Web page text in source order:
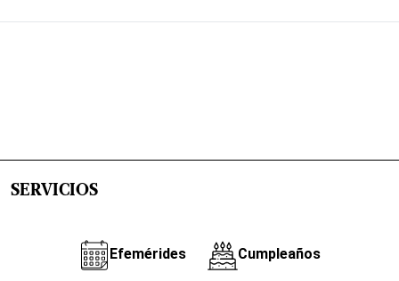
SERVICIOS
Efemérides Cumpleaños